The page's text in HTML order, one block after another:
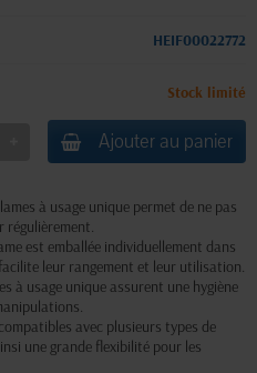
HEIF00022772
Stock limité
Ajouter au panier
à usage unique permet de ne pas
régulièrement.
est emballée individuellement dans
leur rangement et leur utilisation.
à usage unique assurent une hygiène
avec plusieurs types de
une grande flexibilité pour les